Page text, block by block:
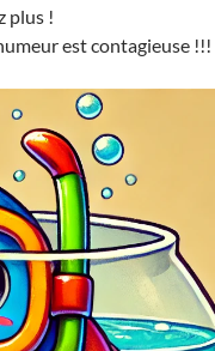
plus !
est contagieuse !!!